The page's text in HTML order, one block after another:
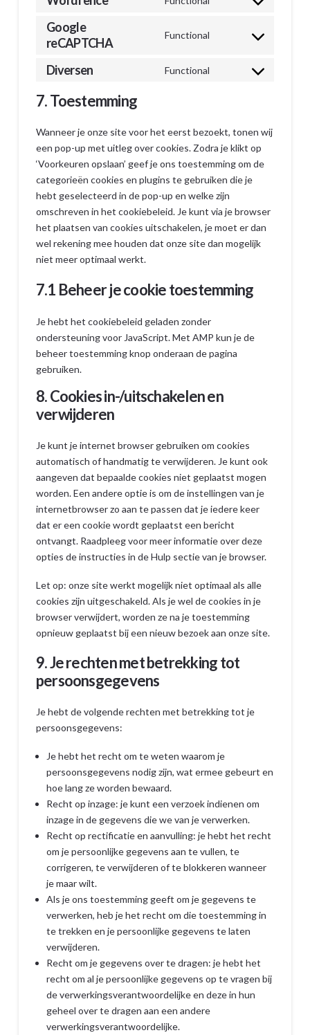
Consent
Google
reCAPTCHA
Functional
Consent
Diversen Functional
Consent
7. Toestemming
Wanneer je onze site voor het eerst bezoekt, tonen wij
een pop-up met uitleg over cookies. Zodra je klikt op
‘Voorkeuren opslaan’ geef je ons toestemming om de
categorieën cookies en plugins te gebruiken die je
hebt geselecteerd in de pop-up en welke zijn
omschreven in het cookiebeleid. Je kunt via je browser
het plaatsen van cookies uitschakelen, je moet er dan
wel rekening mee houden dat onze site dan mogelijk
niet meer optimaal werkt.
7.1 Beheer je cookie toestemming
Je hebt het cookiebeleid geladen zonder
ondersteuning voor JavaScript. Met AMP kun je de
beheer toestemming knop onderaan de pagina
gebruiken.
8. Cookies in-/uitschakelen en
verwijderen
Je kunt je internet browser gebruiken om cookies
automatisch of handmatig te verwijderen. Je kunt ook
aangeven dat bepaalde cookies niet geplaatst mogen
worden. Een andere optie is om de instellingen van je
internetbrowser zo aan te passen dat je iedere keer
dat er een cookie wordt geplaatst een bericht
ontvangt. Raadpleeg voor meer informatie over deze
opties de instructies in de Hulp sectie van je browser.
Let op: onze site werkt mogelijk niet optimaal als alle
cookies zijn uitgeschakeld. Als je wel de cookies in je
browser verwijdert, worden ze na je toestemming
opnieuw geplaatst bij een nieuw bezoek aan onze site.
9. Je rechten met betrekking tot
persoonsgegevens
Je hebt de volgende rechten met betrekking tot je
persoonsgegevens:
Je hebt het recht om te weten waarom je
persoonsgegevens nodig zijn, wat ermee gebeurt en
hoe lang ze worden bewaard.
Recht op inzage: je kunt een verzoek indienen om
inzage in de gegevens die we van je verwerken.
Recht op rectificatie en aanvulling: je hebt het recht
om je persoonlijke gegevens aan te vullen, te
corrigeren, te verwijderen of te blokkeren wanneer
je maar wilt.
Als je ons toestemming geeft om je gegevens te
verwerken, heb je het recht om die toestemming in
te trekken en je persoonlijke gegevens te laten
verwijderen.
Recht om je gegevens over te dragen: je hebt het
recht om al je persoonlijke gegevens op te vragen bij
de verwerkingsverantwoordelijke en deze in hun
geheel over te dragen aan een andere
verwerkingsverantwoordelijke.